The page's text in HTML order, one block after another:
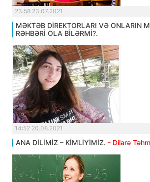
23:58 23.07.2021
MƏKTƏB DİREKTORLARI VƏ ONLARIN
RƏHBƏRİ OLA BİLƏRMİ?.
14:52 20.08.2021
ANA DİLİMİZ – KİMLİYİMİZ. - Dilarə